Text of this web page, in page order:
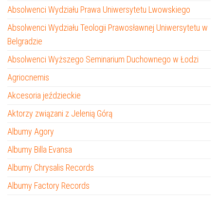
Absolwenci Wydziału Prawa Uniwersytetu Lwowskiego
Absolwenci Wydziału Teologii Prawosławnej Uniwersytetu w
Belgradzie
Absolwenci Wyższego Seminarium Duchownego w Łodzi
Agriocnemis
Akcesoria jeździeckie
Aktorzy związani z Jelenią Górą
Albumy Agory
Albumy Billa Evansa
Albumy Chrysalis Records
Albumy Factory Records